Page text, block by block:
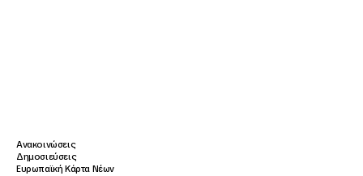
Ανακοινώσεις
Δημοσιεύσεις
Ευρωπαϊκή Κάρτα Νέων